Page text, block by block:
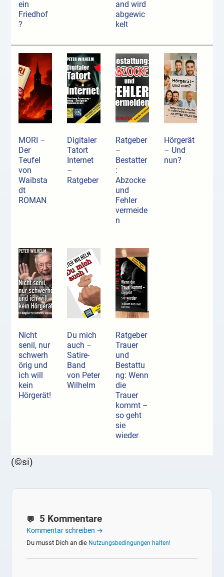
ein
Friedhof
?
and wird
abgewic
kelt
MORI –
Der
Teufel
von
Waibsta
dt
ROMAN
Digitaler
Tatort
Internet
–
Ratgeber
Ratgeber
–
Bestatter
:
Abzocke
und
Fehler
vermeide
n
Hörgerät
– Und
nun?
Nicht
senil, nur
schwerh
örig und
ich will
kein
Hörgerät!
Du mich
auch –
Satire-
Band
von Peter
Wilhelm
Ratgeber
Trauer
und
Bestattu
ng: Wenn
die
Trauer
kommt –
so geht
sie
wieder
(©si)
5 Kommentare
Kommentar schreiben →
Du musst Dich an die Nutzungsbedingungen halten!